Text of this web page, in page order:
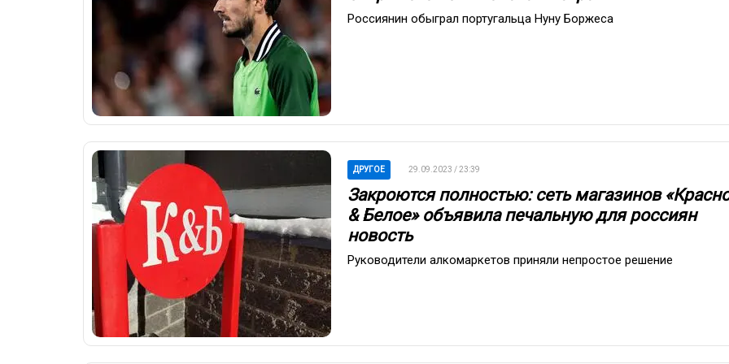
Россиянин обыграл португальца Нуну Боржеса
ДРУГОЕ 29.09.2023 / 23:39
Закроются полностью: сеть магазинов
& Белое» объявила печальную для россиян
новость
Руководители алкомаркетов приняли непростое решение